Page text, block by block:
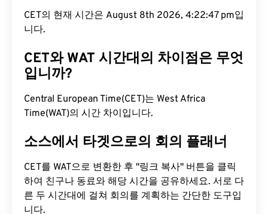
CET의 현재 시간은 August 8th 2026, 4:22:48 pm
입니다.
CET와 WAT 시간대의 차이점은 무엇
입니까?
Central European Time(CET)는 West Africa
Time(WAT)의 시간 차이입니다.
소스에서 타겟으로의 회의 플래너
CET를 WAT으로 변환한 후 "링크 복사" 버튼을 클릭
하여 친구나 동료와 해당 시간을 공유하세요. 서로 다
른 두 시간대에 걸쳐 회의를 계획하는 간단한 도구입
니다.